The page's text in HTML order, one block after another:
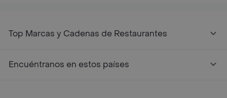
Top Marcas y Cadenas de Restaurantes
Encuéntranos en estos países